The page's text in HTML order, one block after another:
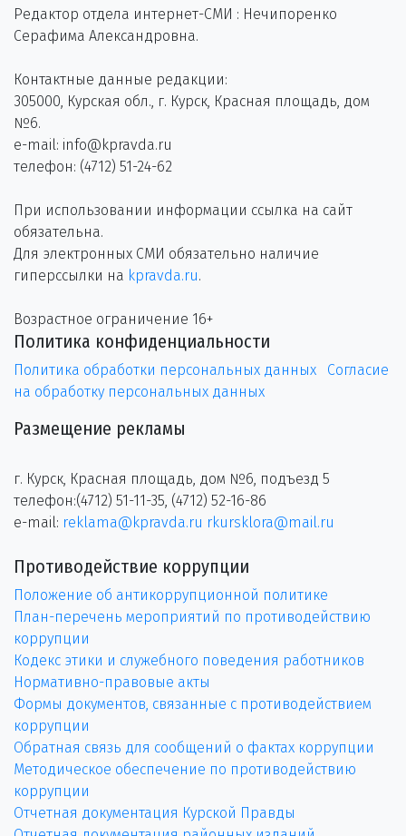
Редактор отдела интернет-СМИ : Нечипоренко
Серафима Александровна.
Контактные данные редакции:
305000, Курская обл., г. Курск, Красная площадь, дом
№6.
e-mail: info@kpravda.ru
телефон: (4712) 51-24-62
При использовании информации ссылка на сайт
обязательна.
Для электронных СМИ обязательно наличие
гиперссылки на kpravda.ru.
Возрастное ограничение 16+
Политика конфиденциальности
Политика обработки персональных данных
Согласие
на обработку персональных данных
Размещение рекламы
г. Курск, Красная площадь, дом №6, подъезд 5
телефон:(4712) 51-11-35, (4712) 52-16-86
e-mail: reklama@kpravda.ru rkursklora@mail.ru
Противодействие коррупции
Положение об антикоррупционной политике
План-перечень мероприятий по противодействию
коррупции
Кодекс этики и служебного поведения работников
Нормативно-правовые акты
Формы документов, связанные с противодействием
коррупции
Обратная связь для сообщений о фактах коррупции
Методическое обеспечение по противодействию
коррупции
Отчетная документация Курской Правды